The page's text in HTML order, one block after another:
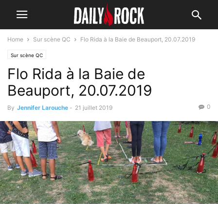
Home Sur scène QC Flo Rida à la Baie de Beauport, 20.07.2019
Sur scène QC
Flo Rida à la Baie de
Beauport, 20.07.2019
By Jennifer Larouche - 21 juillet 2019 0